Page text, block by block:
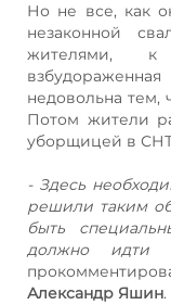
Но не все, как
незаконной
жителями, к
недовольна тем,
Потом жители
уборщицей в
- Здесь
решили таким
быть
должно
Александр Яшин.